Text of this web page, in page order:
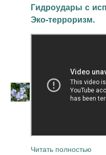
Гидроудары с
Эко-терроризм.
Читать полностью